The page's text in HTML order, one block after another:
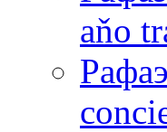
aňo